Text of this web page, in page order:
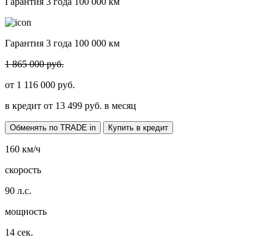
Гарантия 3 года 100 000 км
1 865 000 руб.
от 1 116 000 руб.
в кредит от 13 499 руб. в месяц
Обменять по TRADE in Купить в кредит
160 км/ч
скорость
90 л.с.
мощность
14 сек.